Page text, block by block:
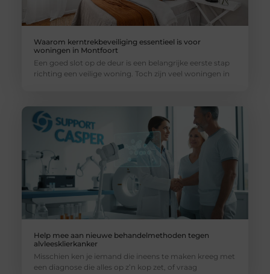
Waarom kerntrekbeveiliging essentieel is voor
woningen in Montfoort
Een goed slot op de deur is een belangrijke eerste stap
richting een veilige woning. Toch zijn veel woningen in
Help mee aan nieuwe behandelmethoden tegen
alvleesklierkanker
Misschien ken je iemand die ineens te maken kreeg met
een diagnose die alles op z’n kop zet, of vraag